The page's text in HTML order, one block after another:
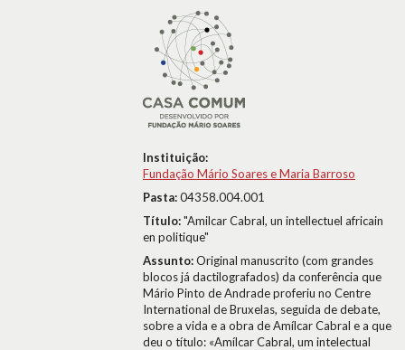
Instituição:
Fundação Mário Soares e Maria Barroso
Pasta:04358.004.001
Título:"Amilcar Cabral, un intellectuel africain
en politique"
Assunto:Original manuscrito (com grandes
blocos já dactilografados) da conferência que
Mário Pinto de Andrade proferiu no Centre
International de Bruxelas, seguida de debate,
sobre a vida e a obra de Amílcar Cabral e a que
deu o título: «Amílcar Cabral, um intelectual